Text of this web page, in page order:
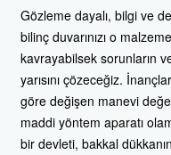
Gözleme dayalı, bilgi ve
bilinç duvarınızı o
kavrayabilsek sorunların
yarısını çözeceğiz.
göre değişen manevi
maddi yöntem aparatı
bir devleti, bakkal